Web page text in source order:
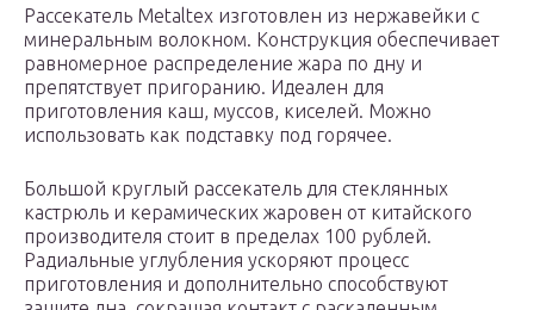
Рассекатель Metaltex изготовлен из нержавейки с
минеральным волокном. Конструкция обеспечивает
равномерное распределение жара по дну и
препятствует пригоранию. Идеален для
приготовления каш, муссов, киселей. Можно
использовать как подставку под горячее.
Большой круглый рассекатель для стеклянных
кастрюль и керамических жаровен от китайского
производителя стоит в пределах 100 рублей.
Радиальные углубления ускоряют процесс
приготовления и дополнительно способствуют